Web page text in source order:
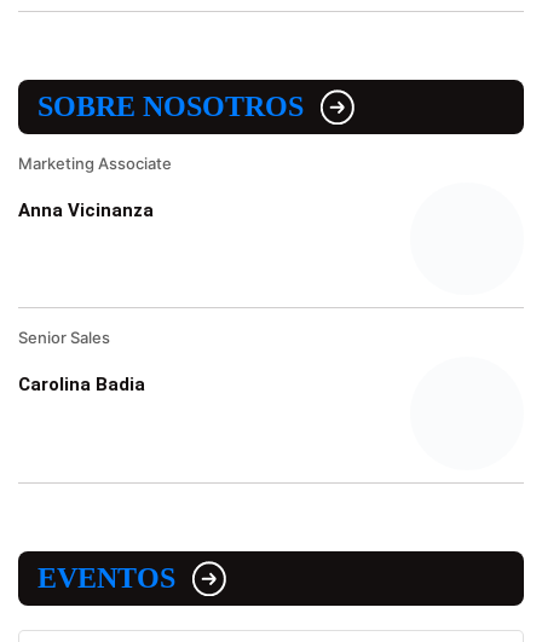
SOBRE NOSOTROS
Marketing Associate
Anna Vicinanza
Senior Sales
Carolina Badia
EVENTOS